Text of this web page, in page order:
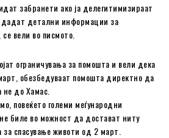
забранети ако ја делегитимизираат
детални информации за
вели во писмото.
ограничувања за помошта и вели дека
обезбедуваат помошта директно да
не до Хамас.
повеќето големи меѓународни
биле во можност да достават ниту
спасување животи од 2 март.